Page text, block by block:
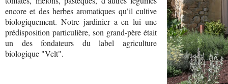
encore et des herbes aromatiques qu’il cultive
biologiquement. Notre jardinier a en lui une
prédisposition particulière, son grand-père était
un des fondateurs du label agriculture
biologique "Velt".